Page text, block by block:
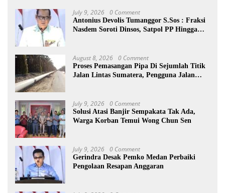
July 9, 2026 0 Comment
Antonius Devolis Tumanggor S.Sos : Fraksi
Nasdem Soroti Dinsos, Satpol PP Hingga
August 8, 2026 0 Comment
Proses Pemasangan Pipa Di Sejumlah Titik
Jalan Lintas Sumatera, Pengguna Jalan
July 9, 2026 0 Comment
Solusi Atasi Banjir Sempakata Tak Ada,
Warga Korban Temui Wong Chun Sen
July 9, 2026 0 Comment
Gerindra Desak Pemko Medan Perbaiki
Pengolaan Resapan Anggaran